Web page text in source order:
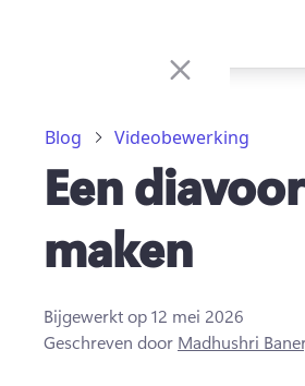
Blog Videobewerking
Een
maken
Bijgewerkt op12 mei 2026
Geschreven door Madhushri